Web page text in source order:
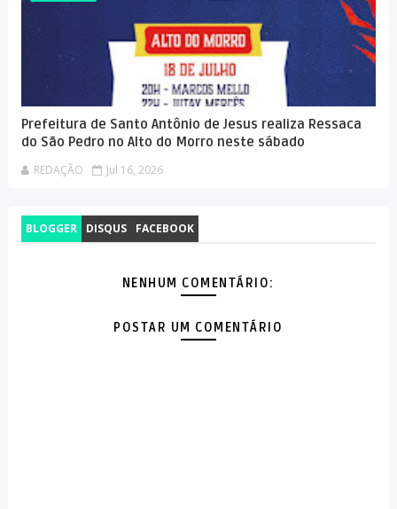
Prefeitura de Santo Antônio de Jesus realiza Ressaca
do São Pedro no Alto do Morro neste sábado
REDAÇÃO Jul 16, 2026
BLOGGER DISQUS FACEBOOK
NENHUM COMENTÁRIO:
POSTAR UM COMENTÁRIO